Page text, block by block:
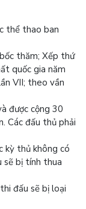
thể thao ban
thăm; Xếp thứ
quốc gia năm
VII; theo vần
được cộng 30
Các đấu thủ phải
kỳ thủ không có
bị tính thua
đấu sẽ bị loại